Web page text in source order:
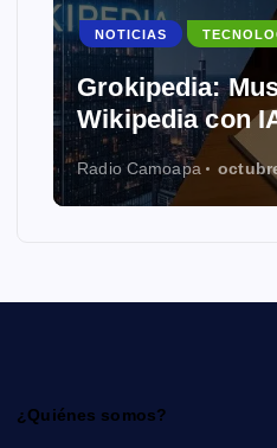
NOTICIAS
Grokipedia:
Wikipedia con
Radio Camoapa
¿Quiénes somos?